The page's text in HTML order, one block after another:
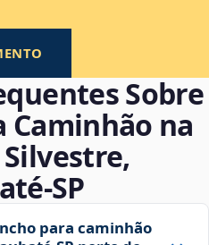
Sobre
Caminhão na
para caminhão